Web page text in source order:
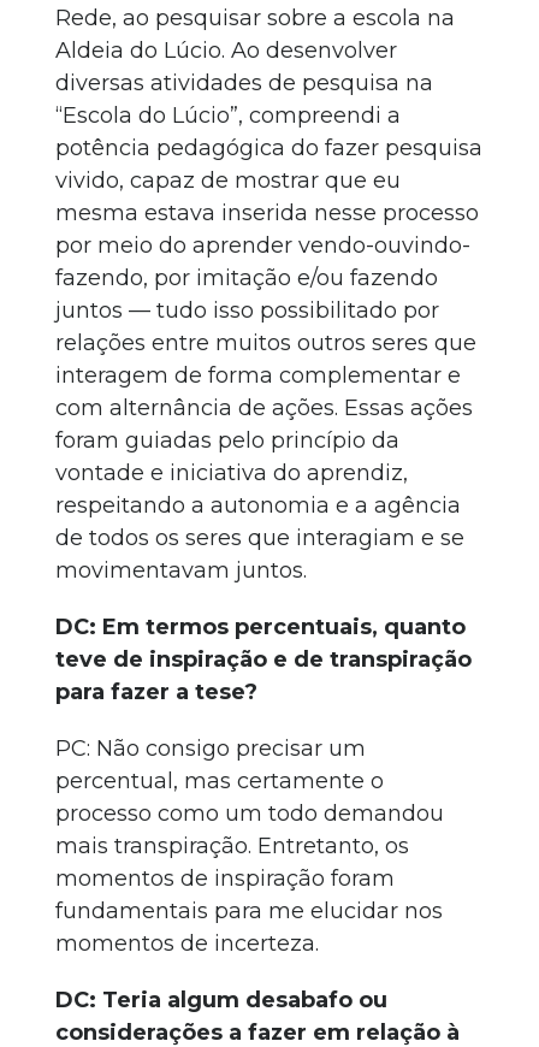
Rede, ao pesquisar sobre a escola na
Aldeia do Lúcio. Ao desenvolver
diversas atividades de pesquisa na
“Escola do Lúcio”, compreendi a
potência pedagógica do fazer pesquisa
vivido, capaz de mostrar que eu
mesma estava inserida nesse processo
por meio do aprender vendo-ouvindo-
fazendo, por imitação e/ou fazendo
juntos — tudo isso possibilitado por
relações entre muitos outros seres que
interagem de forma complementar e
com alternância de ações. Essas ações
foram guiadas pelo princípio da
vontade e iniciativa do aprendiz,
respeitando a autonomia e a agência
de todos os seres que interagiam e se
movimentavam juntos.
DC: Em termos percentuais, quanto
teve de inspiração e de transpiração
para fazer a tese?
PC: Não consigo precisar um
percentual, mas certamente o
processo como um todo demandou
mais transpiração. Entretanto, os
momentos de inspiração foram
fundamentais para me elucidar nos
momentos de incerteza.
DC: Teria algum desabafo ou
considerações a fazer em relação à